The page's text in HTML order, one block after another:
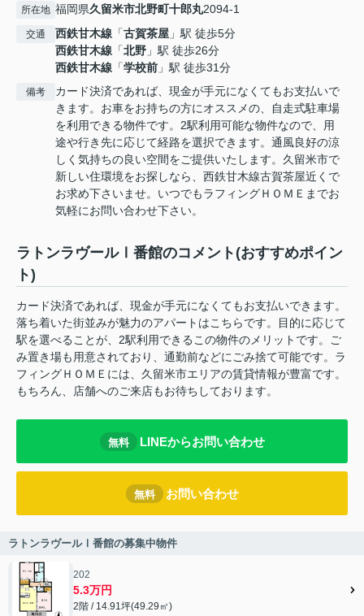
所在地 福岡県久留米市北野町十郎丸2094-1
交通 西鉄甘木線 「古賀茶屋 」駅 徒歩5分
西鉄甘木線 「北野 」駅 徒歩26分
西鉄甘木線 「学校前 」駅 徒歩31分
備考
カード決済であれば、現金が手元になくてもお支払いで
きます。お車をお持ちの方にオススメの、自走式駐車場
を利用できる物件です。2駅利用可能な物件なので、用
途や行き先に応じて経路を選択できます。通風良好の涼
しく気持ちの良い空間をご提供いたします。久留米市で
新しい住環境をお探しなら、西鉄甘木線古賀茶屋近くで
お求め下さいませ。いつでもラフィングＨＯＭＥまでお
気軽にお問い合わせ下さい。
ラトンラヴールⅠ番館のコメント(おすすめポイン
ト)
カード決済であれば、現金が手元になくてもお支払いできます。
落ち着いた街並みが魅力のアパートはこちらです。目的に応じて
駅を選べることが、2駅利用できるこの物件のメリットです。ご
み置き場も用意されており、通勤前などにごみ捨て可能です。ラ
フィングＨＯＭＥには、久留米市エリアの賃貸情報が豊富です。
もちろん、店舗へのご来店もお待ちしております。
無料 LINEからお問い合わせ
無料 お問い合わせ
ラトンラヴールⅠ番館の募集中物件
202
5.3万円
2階 / 14.91坪(49.29㎡)